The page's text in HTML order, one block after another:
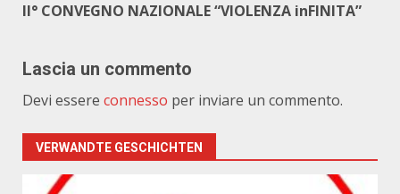
II° CONVEGNO NAZIONALE “VIOLENZA inFINITA”
Lascia un commento
Devi essere connesso per inviare un commento.
VERWANDTE GESCHICHTEN